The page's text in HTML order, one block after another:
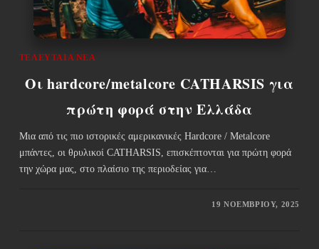
ΤΕΛΕΥΤΑΊΑ ΝΈΑ
Οι hardcore/metalcore CATHARSIS για
πρώτη φορά στην Ελλάδα
Μια από τις πιο ιστορικές αμερικανικές Hardcore / Metalcore
μπάντες, οι θρυλικοί CATHARSIS, επισκέπτονται για πρώτη φορά
την χώρα μας, στο πλαίσιο της περιοδείας για…
19 ΝΟΕΜΒΡΊΟΥ, 2025